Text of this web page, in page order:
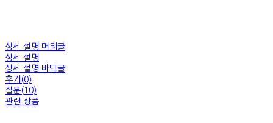
상세 설명 머리글
상세 설명
상세 설명 바닥글
후기(0)
질문(10)
관련 상품